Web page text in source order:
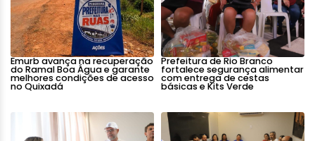
Emurb avança na recuperação
do Ramal Boa Água e garante
melhores condições de acesso
no Quixadá
Prefeitura de Rio Branco
fortalece segurança alimentar
com entrega de cestas
básicas e Kits Verde